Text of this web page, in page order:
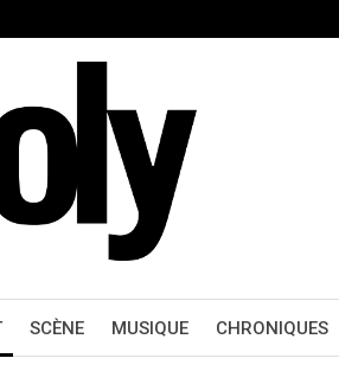
SCÈNE MUSIQUE CHRONIQUES